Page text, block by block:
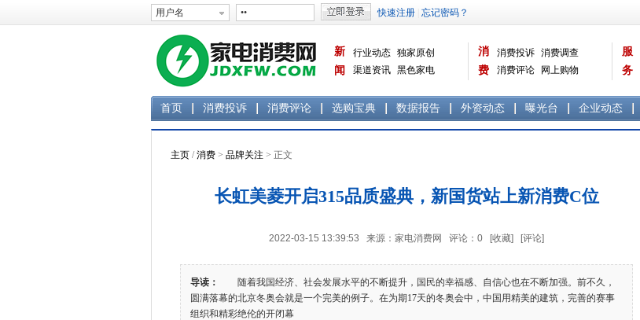
新
闻
行业动态 独家原创
渠道资讯 黑色家电
消
费
消费投诉 消费调查
消费评论
网上购物
曝光台
品牌关注
服
务
首页 消费投诉 消费评论 选购宝典 数据报告 外资动态 曝光台 企业动态
主页 /消费 > 品牌关注 > 正文
长虹美菱开启315品质盛典，新国货站上新消费C位
2022-03-15 13:39:53 来源：家电消费网 评论： 0 [收藏] [评论]
导读：
随着我国经济、社会发展水平的不断提升，国民的幸福感、自信心也在不断加强。前不久，
圆满落幕的北京冬奥会就是一个完美的例子。在为期17天的冬奥会中，中国用精美的建筑，完善的赛事
组织和精彩绝伦的开闭幕